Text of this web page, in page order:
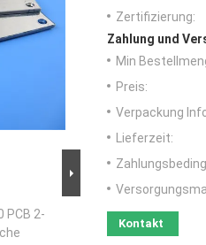
PCB 2-
Zertifizierung:
Zahlung und
Min
Preis:
Verpackung
Lieferzeit:
Kontakt